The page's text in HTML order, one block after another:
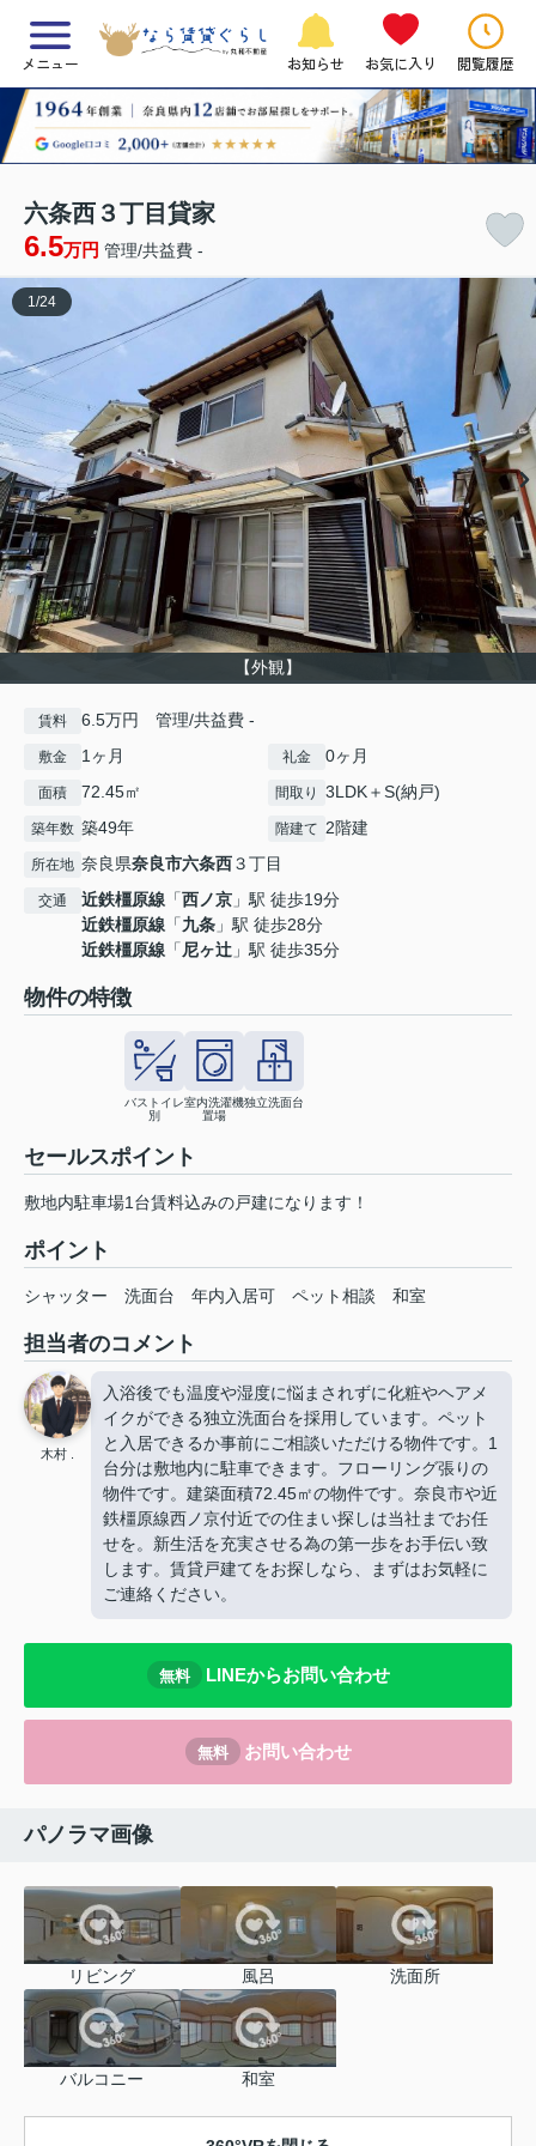
メニュー お知らせ お気に入り 閲覧履歴
六条西３丁目貸家
6.5万円 管理/共益費 -
【外観】
1/24
賃料 6.5万円 管理/共益費 -
敷金 1ヶ月 礼金 0ヶ月
面積 72.45㎡ 間取り 3LDK＋S(納戸)
築年数 築49年 階建て 2階建
所在地 奈良県奈良市六条西３丁目
交通 近鉄橿原線 「西ノ京 」駅 徒歩19分
近鉄橿原線 「九条 」駅 徒歩28分
近鉄橿原線 「尼ヶ辻 」駅 徒歩35分
物件の特徴
バストイレ
別
室内洗濯機
置場
独立洗面台
セールスポイント
敷地内駐車場1台賃料込みの戸建になります！
ポイント
シャッター 洗面台 年内入居可 ペット相談 和室
担当者のコメント
木村 .
入浴後でも温度や湿度に悩まされずに化粧やヘアメ
イクができる独立洗面台を採用しています。ペット
と入居できるか事前にご相談いただける物件です。1
台分は敷地内に駐車できます。フローリング張りの
物件です。建築面積72.45㎡の物件です。奈良市や近
鉄橿原線西ノ京付近での住まい探しは当社までお任
せを。新生活を充実させる為の第一歩をお手伝い致
します。賃貸戸建てをお探しなら、まずはお気軽に
ご連絡ください。
無料 LINEからお問い合わせ
無料 お問い合わせ
パノラマ画像
リビング 風呂 洗面所
バルコニー 和室